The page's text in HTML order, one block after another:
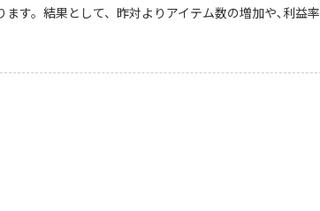
す。結果として、昨対よりアイテム数の増加や､利益率